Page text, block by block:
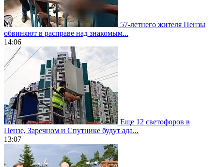
57-летнего жителя Пензы
обвиняют в расправе над знакомым...
14:06
Еще 12 светофоров в
Пензе, Заречном и Спутнике будут ада...
13:07